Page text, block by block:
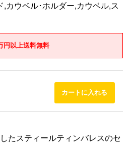
,カウベル･ホルダー,カウベル,ス
円以上送料無料
たスティールティンバレスのセ